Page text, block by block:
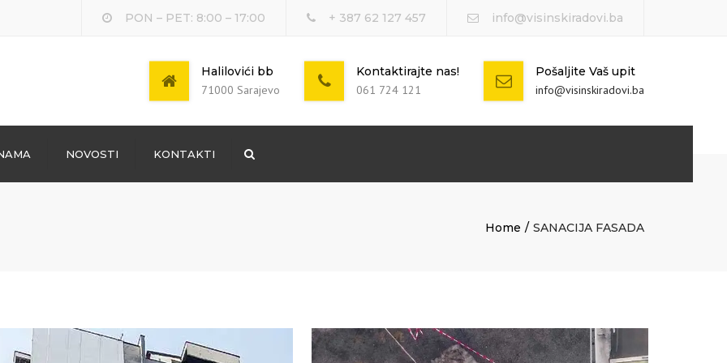
PON – PET: 8:00 – 17:00 + 387 62 127 457 info@visinskiradovi.ba
Halilovići bb
71000 Sarajevo
Kontaktirajte nas!
061 724 121
Pošaljite Vaš upit
info@visinskiradovi.ba
NOVOSTI KONTAKTI
Home SANACIJA FASADA